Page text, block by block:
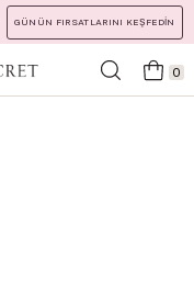
GÜNÜN FIRSATLARINI KEŞFEDİN
0